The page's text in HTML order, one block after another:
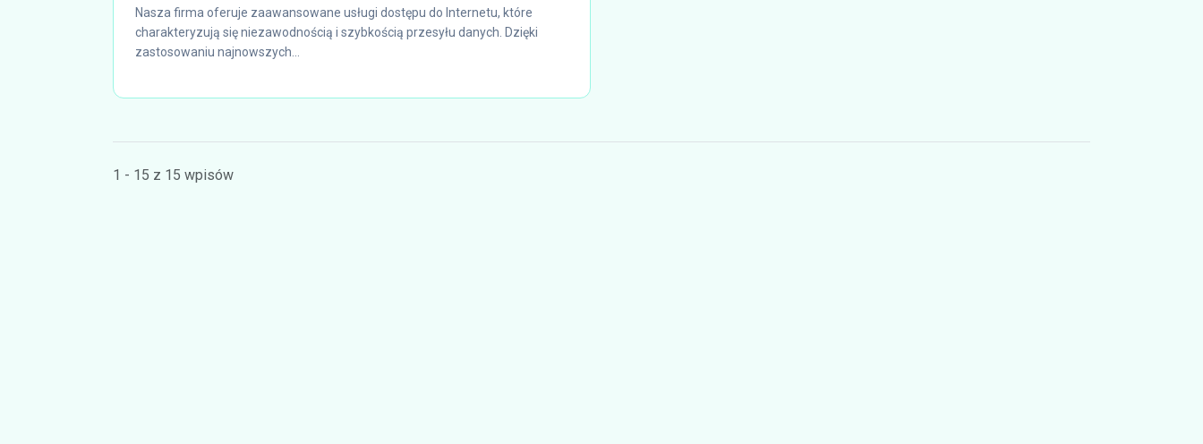
Nasza firma oferuje zaawansowane usługi dostępu do Internetu, które
charakteryzują się niezawodnością i szybkością przesyłu danych. Dzięki
zastosowaniu najnowszych...
1 - 15 z 15 wpisów